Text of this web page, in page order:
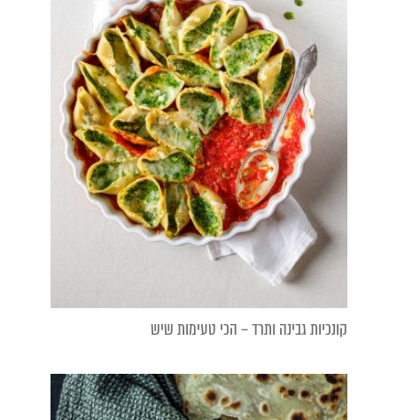
קונכיות גבינה ותרד – הכי טעימות שיש